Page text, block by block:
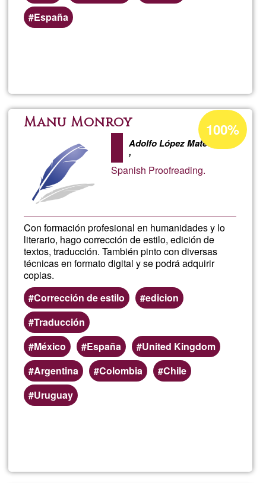
España
Manu Monroy
Adolfo López Mateos
,
Spanish Proofreading.
Con formación profesional en humanidades y lo
literario, hago corrección de estilo, edición de
textos, traducción. También pinto con diversas
técnicas en formato digital y se podrá adquirir
copias.
Corrección de estilo
edicion
Traducción
México
España
United Kingdom
Argentina
Colombia
Chile
Uruguay
Acceptance
percentage
of
Ğ1
100%
Manu